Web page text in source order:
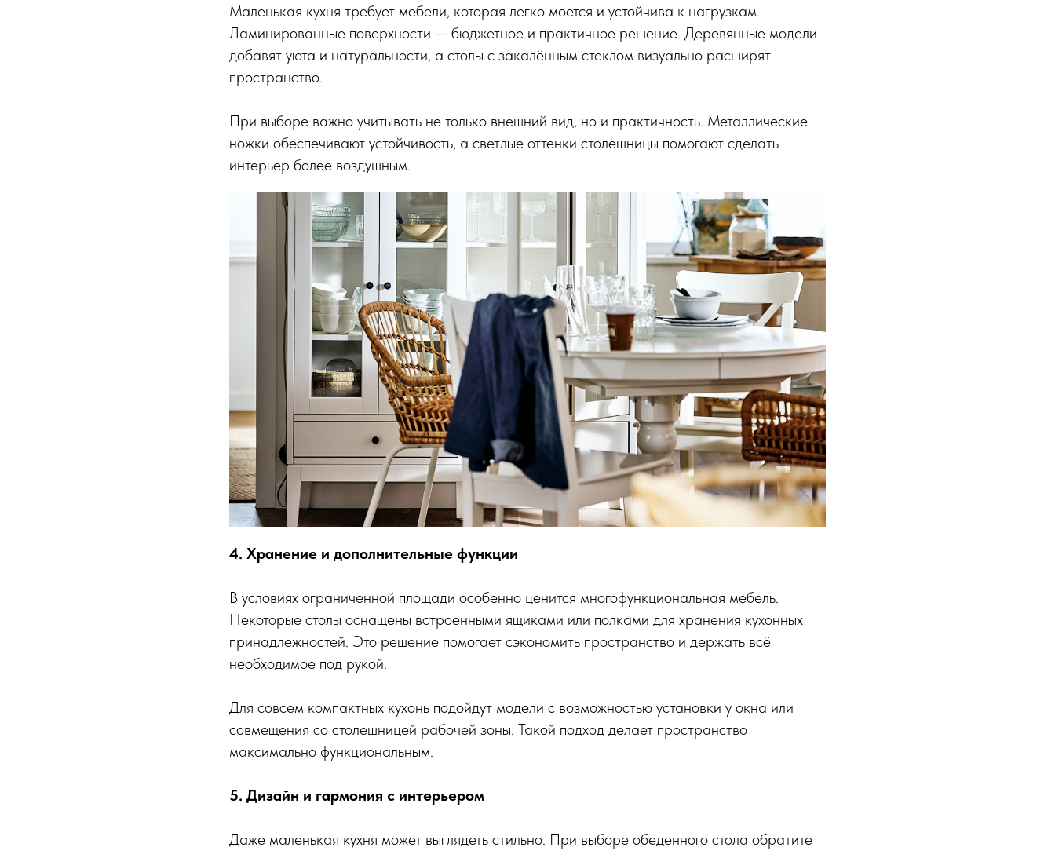
Маленькая кухня требует мебели, которая легко моется и устойчива к нагрузкам.
Ламинированные поверхности — бюджетное и практичное решение. Деревянные модели
добавят уюта и натуральности, а столы с закалённым стеклом визуально расширят
пространство.
При выборе важно учитывать не только внешний вид, но и практичность. Металлические
ножки обеспечивают устойчивость, а светлые оттенки столешницы помогают сделать
интерьер более воздушным.
4. Хранение и дополнительные функции
В условиях ограниченной площади особенно ценится многофункциональная мебель.
Некоторые столы оснащены встроенными ящиками или полками для хранения кухонных
принадлежностей. Это решение помогает сэкономить пространство и держать всё
необходимое под рукой.
Для совсем компактных кухонь подойдут модели с возможностью установки у окна или
совмещения со столешницей рабочей зоны. Такой подход делает пространство
максимально функциональным.
5. Дизайн и гармония с интерьером
Даже маленькая кухня может выглядеть стильно. При выборе обеденного стола обратите